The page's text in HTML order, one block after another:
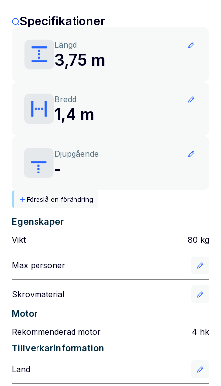
Specifikationer
Längd
3,75 m
Bredd
1,4 m
Djupgående
-
Föreslå en förändring
Egenskaper
Vikt 80 kg
Max personer
Skrovmaterial
Motor
Rekommenderad motor 4 hk
Tillverkarinformation
Land